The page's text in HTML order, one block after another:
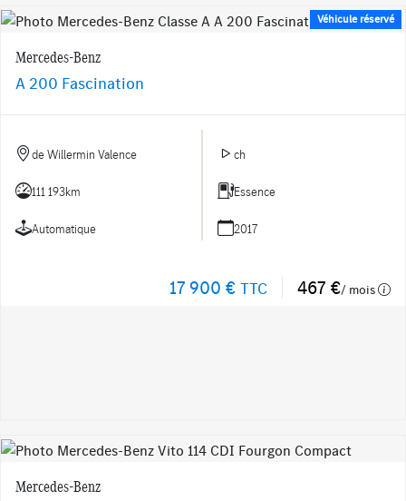
Véhicule réservé
Mercedes-Benz
A 200 Fascination
de Willermin Valence ch
111 193km Essence
Automatique 2017
17 900 € TTC 467 €/ mois
Mercedes-Benz